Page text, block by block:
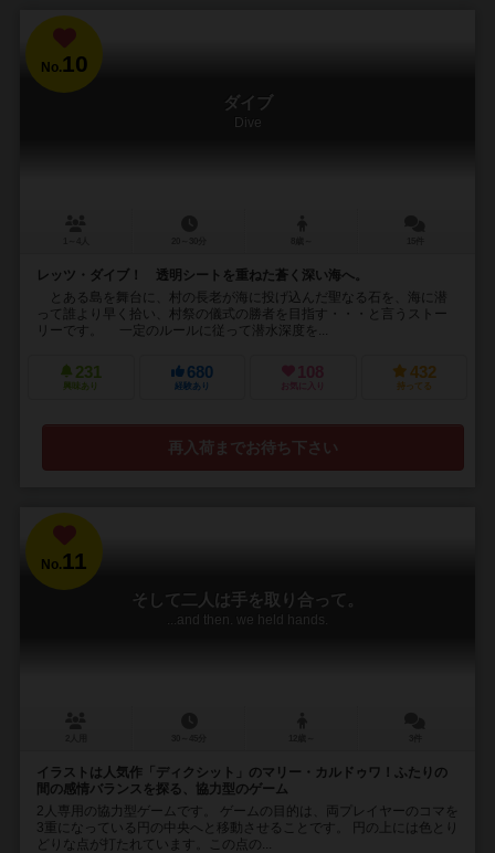
No. 10
ダイブ
Dive
レッツ・ダイブ！ 透明シートを重ねた蒼く深い海へ。
とある島を舞台に、村の長老が海に投げ込んだ聖なる石を、海に潜
って誰より早く拾い、村祭の儀式の勝者を目指す・・・と言うストー
リーです。 一定のルールに従って潜水深度を...
231
興味あり
680
経験あり
108
お気に入り
432
持ってる
再入荷までお待ち下さい
No.11
そして二人は手を取り合って。
...and then. we held hands.
イラストは人気作「ディクシット」のマリー・カルドゥワ！ふたりの
間の感情バランスを探る、協力型のゲーム
2人専用の協力型ゲームです。 ゲームの目的は、両プレイヤーのコマを
3重になっている円の中央へと移動させることです。 円の上には色とり
どりな点が打たれています。この点の...